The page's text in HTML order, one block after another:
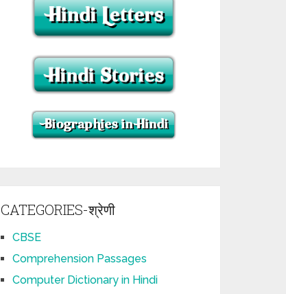
CATEGORIES-श्रेणी
CBSE
Comprehension Passages
Computer Dictionary in Hindi